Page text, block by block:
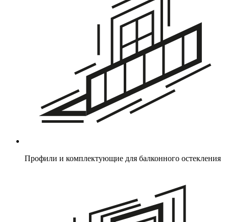
Профили и комплектующие для балконного остекления